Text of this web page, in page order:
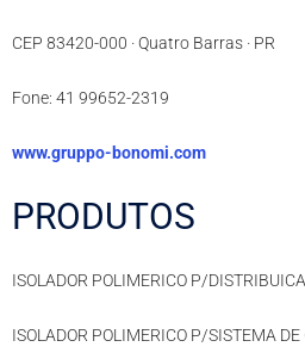
CEP 83420-000 · Quatro Barras · PR
Fone: 41 99652-2319
www.gruppo-bonomi.com
PRODUTOS
ISOLADOR POLIMERICO P/
ISOLADOR POLIMERICO P/SISTEMA